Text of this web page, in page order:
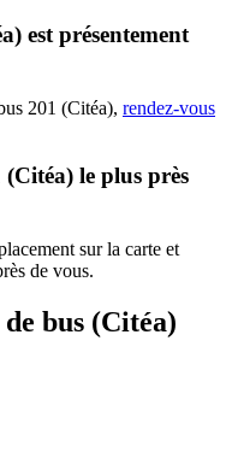
est présentement
201 (Citéa), rendez-vous
le plus près
sur la carte et
de vous.
bus (Citéa)